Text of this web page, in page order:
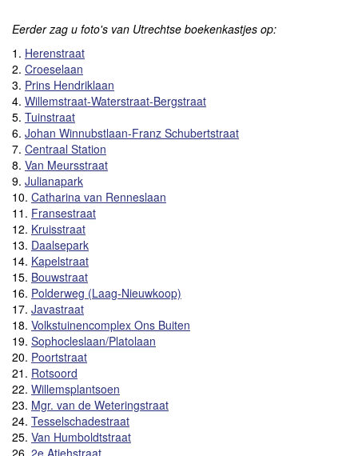
Eerder zag u foto's van Utrechtse boekenkastjes op:
1. Herenstraat
2. Croeselaan
3. Prins Hendriklaan
4. Willemstraat-Waterstraat-Bergstraat
5. Tuinstraat
6. Johan Winnubstlaan-Franz Schubertstraat
7. Centraal Station
8. Van Meursstraat
9. Julianapark
10. Catharina van Renneslaan
11. Fransestraat
12. Kruisstraat
13. Daalsepark
14. Kapelstraat
15. Bouwstraat
16. Polderweg (Laag-Nieuwkoop)
17. Javastraat
18. Volkstuinencomplex Ons Buiten
19. Sophocleslaan/Platolaan
20. Poortstraat
21. Rotsoord
22. Willemsplantsoen
23. Mgr. van de Weteringstraat
24. Tesselschadestraat
25. Van Humboldtstraat
26. 2e Atjehstraat